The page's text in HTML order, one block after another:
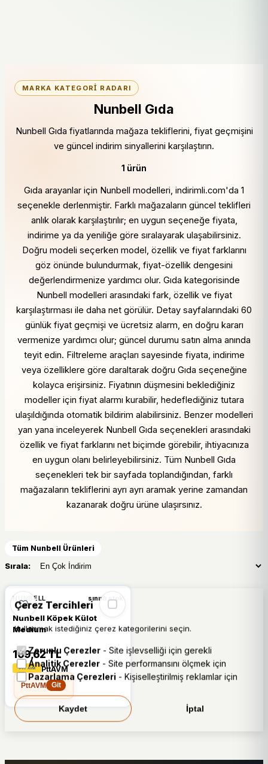
MARKA KATEGORI RADARI
Nunbell Gıda
Nunbell Gıda fiyatlarında mağaza tekliflerini, fiyat geçmişini
ve güncel indirim sinyallerini karşılaştırın.
1 ürün
Gıda arayanlar için Nunbell modelleri, indirimli.com'da 1
seçenekle derlenmiştir. Farklı mağazaların güncel teklifleri
anlık olarak karşılaştırılır; en uygun seçeneğe fiyata,
indirime ya da yeniliğe göre sıralayarak ulaşabilirsiniz.
Doğru modeli seçerken model, özellik ve fiyat farklarını
göz önünde bulundurmak, fiyat-özellik dengesini
değerlendirmenize yardımcı olur. Gıda kategorisinde
Nunbell modelleri arasındaki fark, özellik ve fiyat
karşılaştırması ile daha net görülür. Detay sayfalarındaki 60
günlük fiyat geçmişi ve ücretsiz alarm, en doğru kararı
vermenize yardımcı olur; güncel durumu satın alma anında
teyit edin. Filtreleme araçları sayesinde fiyata, indirime
veya özelliklere göre daraltarak doğru Gıda seçeneğine
kolayca erişirsiniz. Fiyatının düşmesini beklediğiniz
modeller için fiyat alarmı kurabilir, hedeflediğiniz tutara
ulaşıldığında otomatik bildirim alabilirsiniz. Benzer modelleri
yan yana inceleyerek Nunbell Gıda seçenekleri arasındaki
özellik ve fiyat farklarını net biçimde görebilir, ihtiyacınıza
en uygun olanı belirleyebilirsiniz. Tüm Nunbell Gıda
seçenekleri tek bir sayfada toplandığından, farklı
mağazaların tekliflerini ayrı ayrı aramak yerine zamandan
kazanarak doğru ürüne ulaşırsınız.
Tüm Nunbell Ürünleri
Sırala:
NUNBELL sınırlı stok
Nunbell Köpek Külot
Medium
169,62 TL
PttAVM
PttAVM
Git
Çerez Tercihleri
Kullanmak istediğiniz çerez kategorilerini seçin.
Zorunlu Çerezler - Site işlevselliği için gerekli
Analitik Çerezler - Site performansını ölçmek için
Pazarlama Çerezleri - Kişiselleştirilmiş reklamlar için
Kaydet İptal